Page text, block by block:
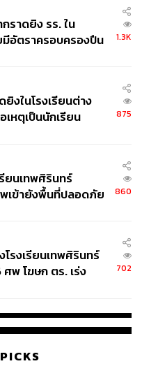
ราดยิง รร. ใน
อัตราครอบครองปืน
1.3K
งในโรงเรียนต่าง
เหตุเป็นนักเรียน
875
ยนเทพศิรินทร์
เข้ายังพื้นที่ปลอดภัย
860
รงเรียนเทพศิรินทร์
พ โฆษก ตร. เร่ง
702